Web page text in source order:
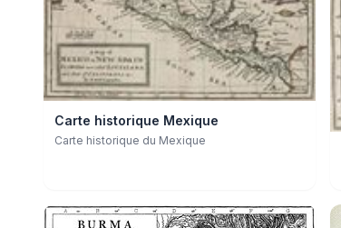
Carte historique Mexique
Carte historique du Mexique